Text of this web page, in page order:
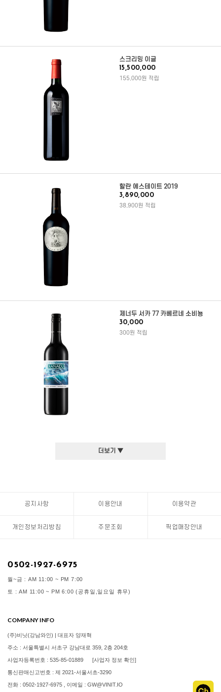
스크리밍 이글
15,500,000
155,000원 적립
할란 에스테이트 2019
3,890,000
38,900원 적립
제너두 서카 77 카베르네 소비뇽
30,000
300원 적립
더보기 ▼
공지사항 이용안내 이용약관
개인정보처리방침 주문조회 픽업매장안내
0502-1927-6975
월~금 : AM 11:00 ~ PM 7:00
토 : AM 11:00 ~ PM 6:00 (공휴일,일요일 휴무)
COMPANY INFO
(주)비닛(강남와인) | 대표자 양재혁
주소 : 서울특별시 서초구 강남대로 359, 2층 204호
사업자등록번호 : 535-85-01889 [사업자 정보 확인]
통신판매신고번호 : 제 2021-서울서초-3290
전화 : 0502-1927-6975 , 이메일 : GW@VINIT.IO